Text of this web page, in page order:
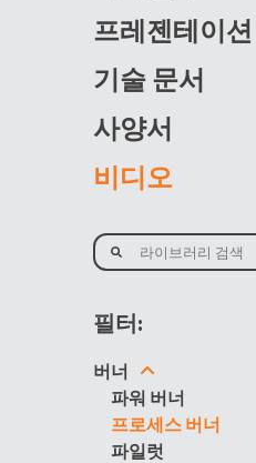
프레젠테이션
기술 문서
사양서
비디오
필터:
버너
파워 버너
프로세스 버너
파일럿